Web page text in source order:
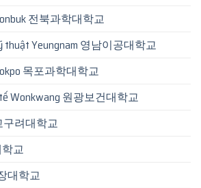
전북과학대학교
thuật Yeungnam 영남이공대학교
목포과학대학교
Wonkwang 원광보건대학교
구려대학교
학교
대학교